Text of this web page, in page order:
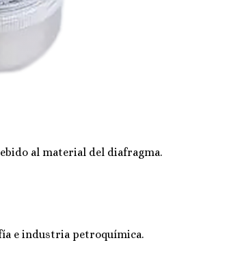
al material del diafragma.
e industria petroquímica.